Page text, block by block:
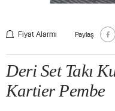
Fiyat Alarmı Paylaş
Deri Set Takı
Kartier Pembe